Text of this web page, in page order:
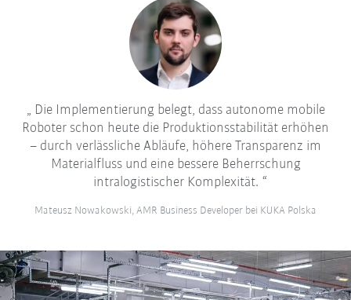
Die Implementierung belegt, dass autonome mobile
Roboter schon heute die Produktionsstabilität erhöhen
– durch verlässliche Abläufe, höhere Transparenz im
Materialfluss und eine bessere Beherrschung
intralogistischer Komplexität.
Mateusz Nowakowski, AMR Business Developer bei KUKA Polska